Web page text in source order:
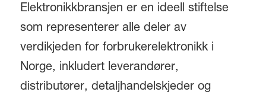
Elektronikkbransjen er en ideell stiftelse
som representerer alle deler av
verdikjeden for forbrukerelektronikk i
Norge, inkludert leverandører,
distributører, detaljhandelskjeder og